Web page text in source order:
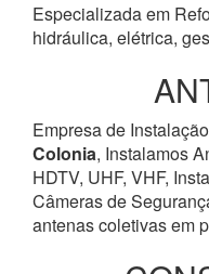
Especializada em
hidráulica, elétrica,
Empresa de
Colonia, Instalamos
HDTV, UHF, VHF,
Câmeras de
antenas coletivas em